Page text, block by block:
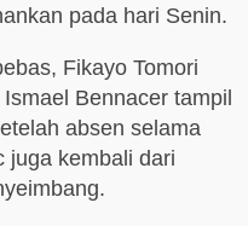
pada hari Senin.
Fikayo Tomori
Bennacer tampil
absen selama
juga kembali dari